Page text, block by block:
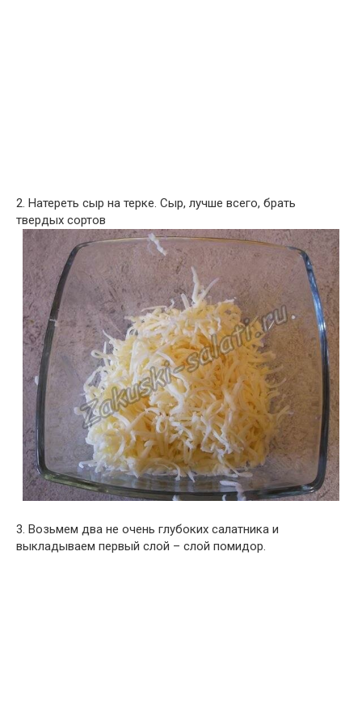
2. Натереть сыр на терке. Сыр, лучше всего, брать
твердых сортов
3. Возьмем два не очень глубоких салатника и
выкладываем первый слой – слой помидор.